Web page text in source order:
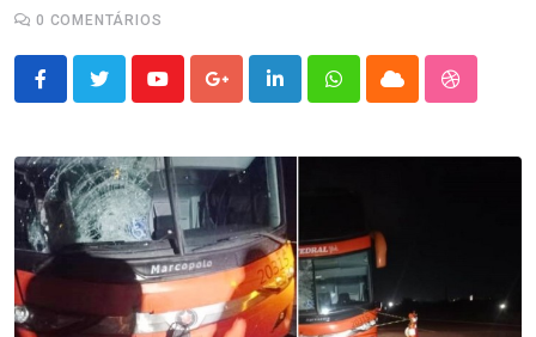
0 COMENTÁRIOS
YoutubeGoogle+LinkedInWhatsappCloud